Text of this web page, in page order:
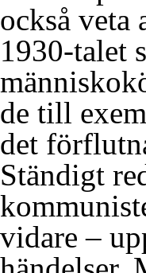
också veta
1930-talet
de till
det
Ständigt
vidare –